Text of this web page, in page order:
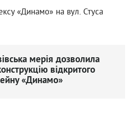
«Динамо» на вул. Стуса
мерія дозволила
відкритого
«Динамо»